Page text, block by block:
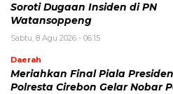
Soroti Dugaan Insiden di PN
Watansoppeng
Sabtu, 8 Agu 2026 - 06:15
Daerah
Meriahkan Final Piala Presiden
Polresta Cirebon Gelar Nobar